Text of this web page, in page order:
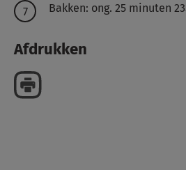
Bakken: ong. 25 minuten
Afdrukken